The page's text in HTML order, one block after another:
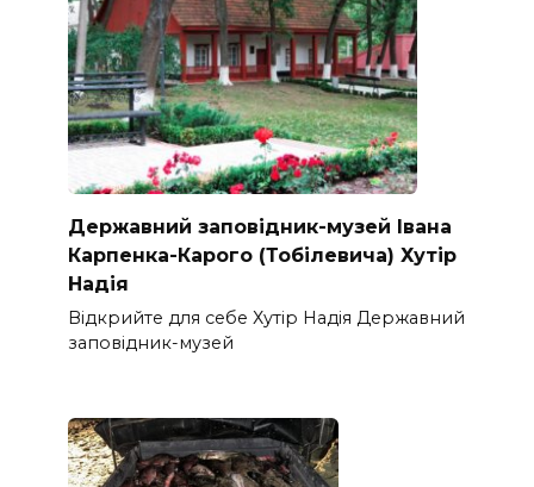
Державний заповідник-музей Івана
Карпенка-Карого (Тобілевича) Хутір
Надія
Відкрийте для себе Хутір Надія Державний
заповідник-музей